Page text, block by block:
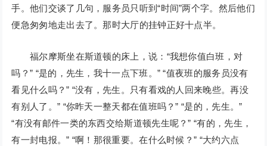
手。他们交谈了几句，服务员只听到“时间”两个字。然后他们
便急匆匆地走出去了。那时大厅的挂钟正好十点半。
福尔摩斯坐在斯道顿的床上，说：“我想你值白班，对
吗？” “是的，先生，我十一点下班。” “值夜班的服务员没有
看见什么吗？” “没有，先生。只有看戏的人回来晚些。再没
有别人了。” “你昨天一整天都在值班吗？” “是的，先生。”
“有没有邮件一类的东西交给斯道顿先生呢？” “有的，先生，
有一封电报。” “啊！那很重要。在什么时候？” “大约六点